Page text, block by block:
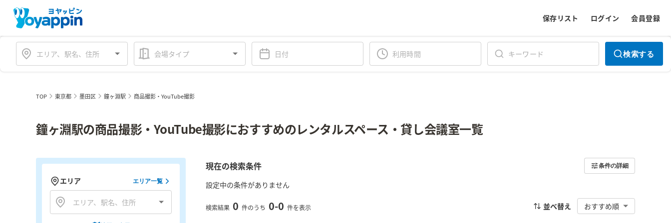
保存リスト ログイン 会員登録
会場タイプ 検索する
TOP 東京都 墨田区 鐘ヶ淵駅 商品撮影・YouTube撮影
鐘ヶ淵駅の商品撮影・YouTube撮影におすすめのレンタルスペース・貸し会議室一覧
現在の検索条件 条件の詳細
設定中の条件がありません
検索結果 0 件のうち 0-0 件を表示 並べ替え おすすめ順
エリア エリア一覧